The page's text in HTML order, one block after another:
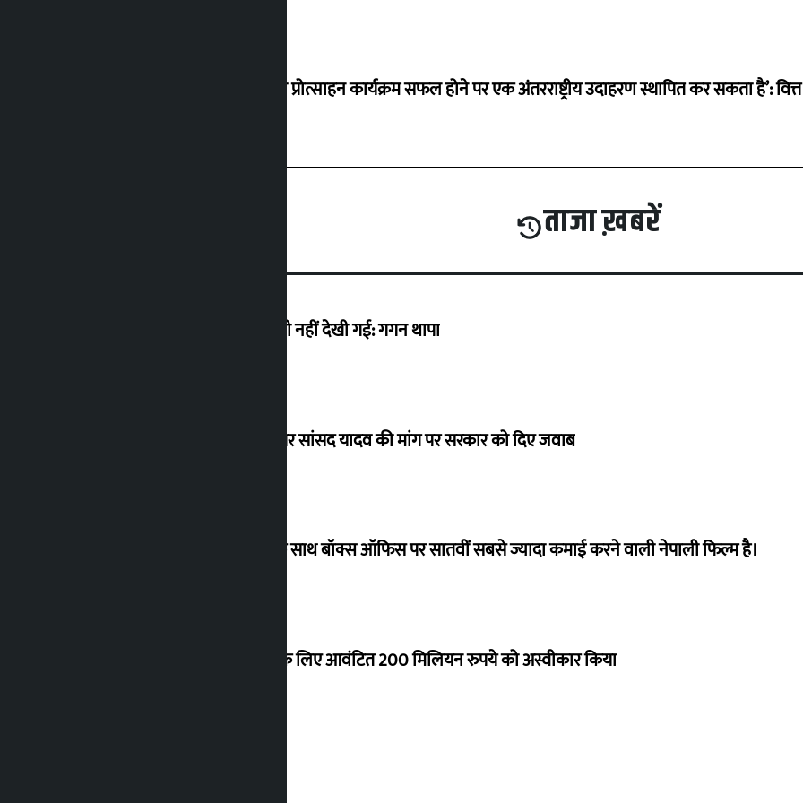
‘करदाता प्रोत्साहन कार्यक्रम सफल होने पर एक अंतरराष्ट्रीय उदाहरण स्थापित कर सकता है’: वित्त
ताजा ख़बरें
मैं ऐसी अराजकता देख रहा हूं जो देश में कभी नहीं देखी गई: गगन थापा
विधानसभा अध्यक्ष ने ढल्केबार ट्रॉमा सेंटर पर सांसद यादव की मांग पर सरकार को दिए जवाब
‘गौंथली’ 17.75 करोड़ रुपये के कलेक्शन के साथ बॉक्स ऑफिस पर सातवीं सबसे ज्यादा कमाई करने वाली नेपाली फिल्म है।
शेखर ने कोईराला आवास के नवीनीकरण के लिए आवंटित 200 मिलियन रुपये को अस्वीकार किया